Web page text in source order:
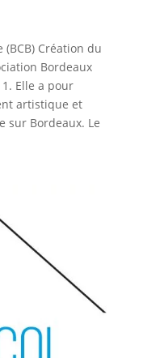
Création du
Bordeaux
Elle a pour
artistique et
sur Bordeaux. Le